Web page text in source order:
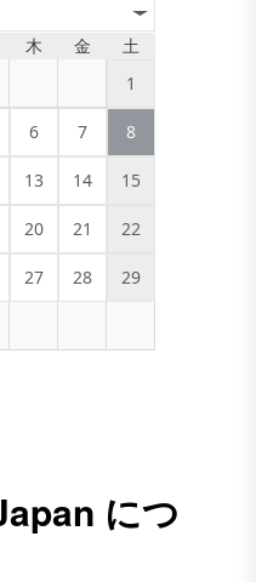
木 金 土
1
6 7 8
13 14 15
20 21 22
27 28 29
につ